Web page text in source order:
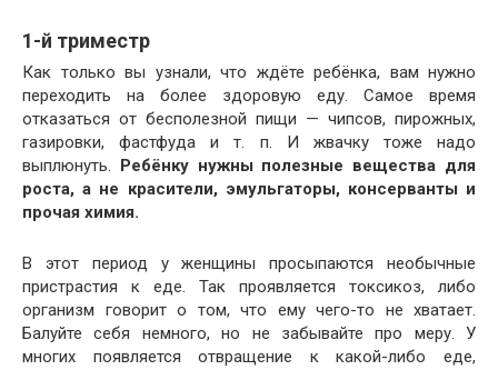
1-й триместр
Как только вы узнали, что ждёте ребёнка, вам нужно
переходить на более здоровую еду. Самое время
отказаться от бесполезной пищи — чипсов, пирожных,
газировки, фастфуда и т. п. И жвачку тоже надо
выплюнуть. Ребёнку нужны полезные вещества для
роста, а не красители, эмульгаторы, консерванты и
прочая химия.
В этот период у женщины просыпаются необычные
пристрастия к еде. Так проявляется токсикоз, либо
организм говорит о том, что ему чего-то не хватает.
Балуйте себя немного, но не забывайте про меру. У
многих появляется отвращение к какой-либо еде,